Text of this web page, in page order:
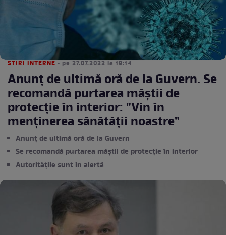
STIRI INTERNE • pe 27.07.2022 la 19:14
Anunţ de ultimă oră de la Guvern. Se
recomandă purtarea măştii de
protecţie în interior: "Vin în
menţinerea sănătăţii noastre"
Anunţ de ultimă oră de la Guvern
Se recomandă purtarea măştii de protecţie în interior
Autorităţile sunt în alertă